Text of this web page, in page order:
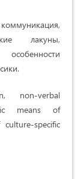
лакуны,
non-verbal
means of
specific